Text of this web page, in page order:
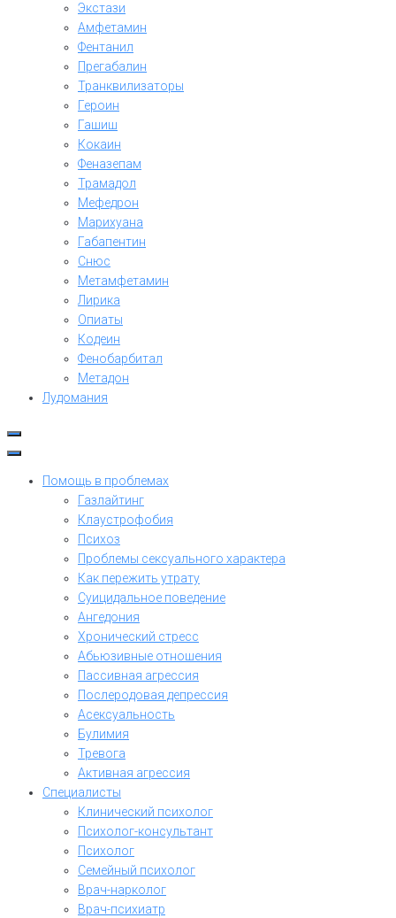
Экстази
Амфетамин
Фентанил
Прегабалин
Транквилизаторы
Героин
Гашиш
Кокаин
Феназепам
Трамадол
Мефедрон
Марихуана
Габапентин
Снюс
Метамфетамин
Лирика
Опиаты
Кодеин
Фенобарбитал
Метадон
Лудомания
Помощь в проблемах
Газлайтинг
Клаустрофобия
Психоз
Проблемы сексуального характера
Как пережить утрату
Суицидальное поведение
Ангедония
Хронический стресс
Абьюзивные отношения
Пассивная агрессия
Послеродовая депрессия
Асексуальность
Булимия
Тревога
Активная агрессия
Специалисты
Клинический психолог
Психолог-консультант
Психолог
Семейный психолог
Врач-нарколог
Врач-психиатр